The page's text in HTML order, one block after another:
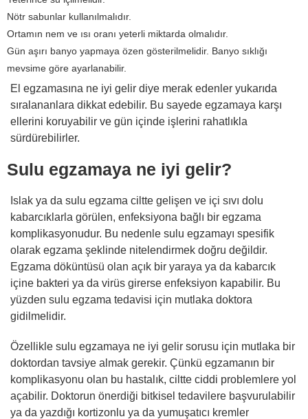
Nötr sabunlar kullanılmalıdır.
Ortamın nem ve ısı oranı yeterli miktarda olmalıdır.
Gün aşırı banyo yapmaya özen gösterilmelidir. Banyo sıklığı
mevsime göre ayarlanabilir.
El egzamasına ne iyi gelir diye merak edenler yukarıda
sıralananlara dikkat edebilir. Bu sayede egzamaya karşı
ellerini koruyabilir ve gün içinde işlerini rahatlıkla
sürdürebilirler.
Sulu egzamaya ne iyi gelir?
Islak ya da sulu egzama ciltte gelişen ve içi sıvı dolu
kabarcıklarla görülen, enfeksiyona bağlı bir egzama
komplikasyonudur. Bu nedenle sulu egzamayı spesifik
olarak egzama şeklinde nitelendirmek doğru değildir.
Egzama döküntüsü olan açık bir yaraya ya da kabarcık
içine bakteri ya da virüs girerse enfeksiyon kapabilir. Bu
yüzden sulu egzama tedavisi için mutlaka doktora
gidilmelidir.
Özellikle sulu egzamaya ne iyi gelir sorusu için mutlaka bir
doktordan tavsiye almak gerekir. Çünkü egzamanın bir
komplikasyonu olan bu hastalık, ciltte ciddi problemlere yol
açabilir. Doktorun önerdiği bitkisel tedavilere başvurulabilir
ya da yazdığı kortizonlu ya da yumuşatıcı kremler